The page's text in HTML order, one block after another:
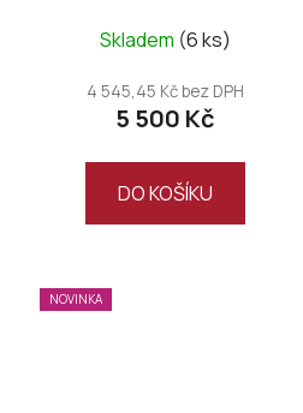
Skladem (6 ks)
4 545,45 Kč bez DPH
5 500 Kč
DO KOŠÍKU
NOVINKA